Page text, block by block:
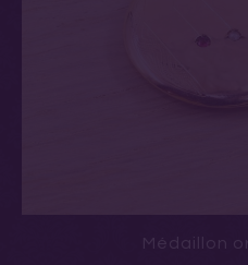
Médaillon